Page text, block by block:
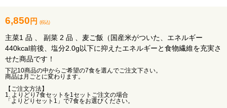
6,850 円 (税込)
主菜1 品 、 副菜 2 品 、麦ご飯（国産米がついた、エネルギー
440kcal前後、塩分2.0g以下に抑えたエネルギーと食物繊維を充実さ
せた商品です！
下記10商品の中からご希望の7食を選んでご注文下さい。
商品は月ごとに変わります。
【ご注文方法】
1. よりどり7食セットを1セットご注文の場合
「よりどりセット1」で7食をお選びください。